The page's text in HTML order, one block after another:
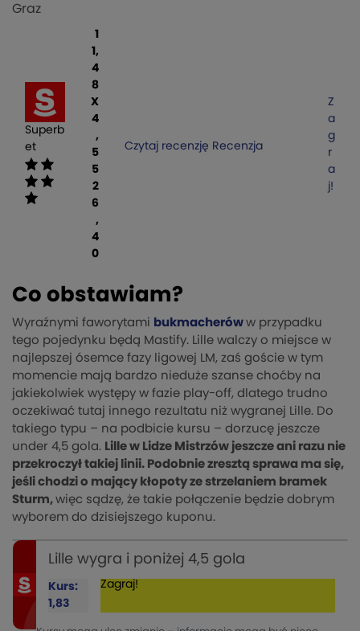
Graz
Superb
et
1
1,
4
8
X
4
,
5
5
2
6
,
4
0
Czytaj recenzję Recenzja
Z
a
g
r
a
j!
Co obstawiam?
Wyraźnymi faworytami bukmacherów w przypadku
tego pojedynku będą Mastify. Lille walczy o miejsce w
najlepszej ósemce fazy ligowej LM, zaś goście w tym
momencie mają bardzo nieduże szanse choćby na
jakiekolwiek występy w fazie play-off, dlatego trudno
oczekiwać tutaj innego rezultatu niż wygranej Lille. Do
takiego typu – na podbicie kursu – dorzucę jeszcze
under 4,5 gola. Lille w Lidze Mistrzów jeszcze ani razu nie
przekroczył takiej linii. Podobnie zresztą sprawa ma się,
jeśli chodzi o mający kłopoty ze strzelaniem bramek
Sturm, więc sądzę, że takie połączenie będzie dobrym
wyborem do dzisiejszego kuponu.
Lille wygra i poniżej 4,5 gola
Kurs:
1,83
Zagraj!